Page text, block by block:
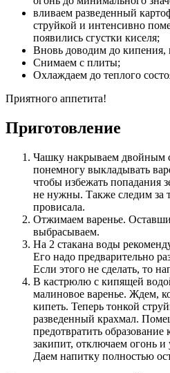
вливаем разведенный
струйкой и интенсивно
появились сгустки киселя;
Вновь доводим до кипения,
Снимаем с плиты;
Охлаждаем до теплого
Приятного аппетита!
Приготовление
Чашку накрываем двойным
понемногу выкладывать
чтобы избежать попадания
не нужны. Также следим за
провисала.
Отжимаем варенье.
выбрасываем.
На 2 стакана воды
Его надо предварительно
Если этого не сделать, то
В кастрюлю с кипящей
малиновое варенье. Ждем,
кипеть. Теперь тонкой
разведенный крахмал.
предотвратить образование
закипит, отключаем огонь
Даем напитку полностью